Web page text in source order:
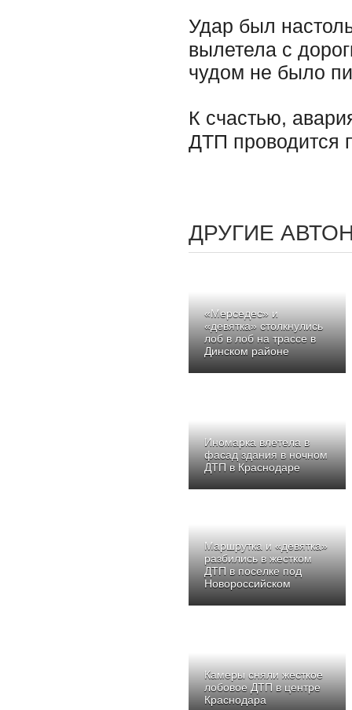
Удар был
вылетела с
чудом не было
К счастью,
ДТП проводится
ДРУГИЕ
«Мерседес» и
«девятка» столкнулись
лоб в лоб на трассе в
Динском районе
Иномарка влетела в
фасад здания в ночном
ДТП в Краснодаре
Маршрутка и «девятка»
разбились в жестком
ДТП в поселке под
Новороссийском
Камеры сняли жесткое
лобовое ДТП в центре
Краснодара